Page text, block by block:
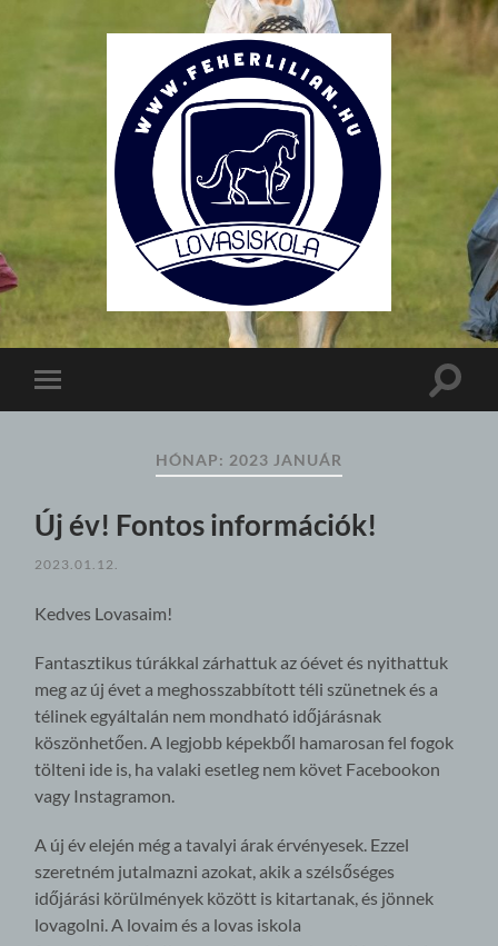
Lovasiskola
Toggle
mobile
Toggle
HÓNAP: 2023 JANUÁR
Új év! Fontos információk!
2023.01.12.
Kedves Lovasaim!
Fantasztikus túrákkal zárhattuk az óévet és nyithattuk
meg az új évet a meghosszabbított téli szünetnek és a
télinek egyáltalán nem mondható időjárásnak
köszönhetően. A legjobb képekből hamarosan fel fogok
tölteni ide is, ha valaki esetleg nem követ Facebookon
vagy Instagramon.
A új év elején még a tavalyi árak érvényesek. Ezzel
szeretném jutalmazni azokat, akik a szélsőséges
időjárási körülmények között is kitartanak, és jönnek
lovagolni. A lovaim és a lovas iskola